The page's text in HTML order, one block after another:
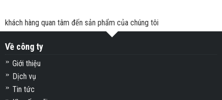
khách hàng quan tâm đến sản phẩm của chúng tôi
Về công ty
Giới thiệu
Dịch vụ
Tin tức